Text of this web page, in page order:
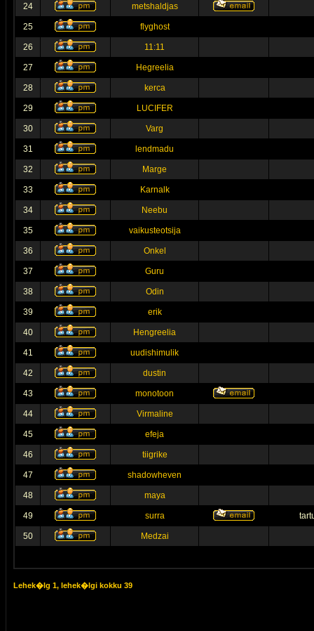
24 metshaldjas
25 flyghost
26 11:11
27 Hegreelia
28 kerca
29 LUCIFER
30 Varg
31 lendmadu
32 Marge
33 Karnalk
34 Neebu
35 vaikusteotsija
36 Onkel
37 Guru
38 Odin
39 erik
40 Hengreelia
41 uudishimulik
42 dustin
43 monotoon
44 Virmaline
45 efeja
46 tiigrike
47 shadowheven
48 maya
49 surra
50 Medzai
Lehek�lg 1, lehek�lgi kokku 39